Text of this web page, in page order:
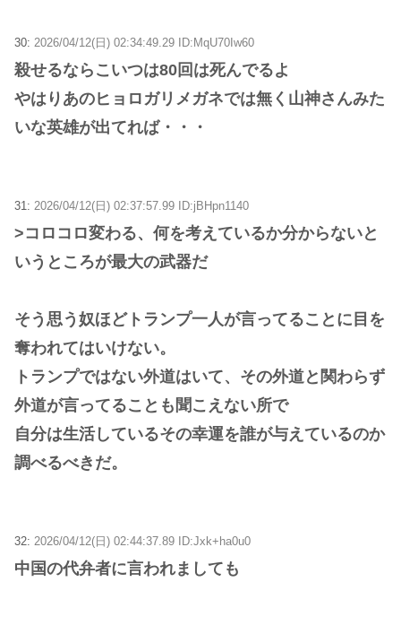
30: 2026/04/12(日) 02:34:49.29 ID:MqU70Iw60
殺せるならこいつは80回は死んでるよ
やはりあのヒョロガリメガネでは無く山神さんみた
いな英雄が出てれば・・・
31: 2026/04/12(日) 02:37:57.99 ID:jBHpn1140
>コロコロ変わる、何を考えているか分からないと
いうところが最大の武器だ
そう思う奴ほどトランプ一人が言ってることに目を
奪われてはいけない。
トランプではない外道はいて、その外道と関わらず
外道が言ってることも聞こえない所で
自分は生活しているその幸運を誰が与えているのか
調べるべきだ。
32: 2026/04/12(日) 02:44:37.89 ID:Jxk+ha0u0
中国の代弁者に言われましても